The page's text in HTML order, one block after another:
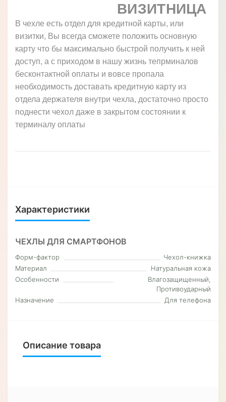
ВИЗИТНИЦА
В чехле есть отдел для кредитной карты, или
визитки, Вы всегда сможете положить основную
карту что бы максимально быстрой получить к ней
доступ, а с приходом в нашу жизнь тепрминалов
бесконтактной оплаты и вовсе пропала
необходимость доставать кредитную карту из
отдела держателя внутри чехла, достаточно просто
поднести чехол даже в закрытом состоянии к
терминалу оплаты
Характеристики
ЧЕХЛЫ ДЛЯ СМАРТФОНОВ
Форм-фактор
Чехол-книжка
Материал
Натуральная кожа
Особенности
Влагозащищенный,
Противоударный
Назначение
Для телефона
Описание товара